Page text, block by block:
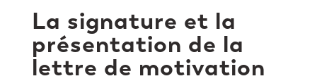
La signature et la
présentation de la
lettre de motivation